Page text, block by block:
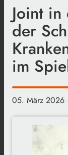
Joint
der
im
05. März 2026